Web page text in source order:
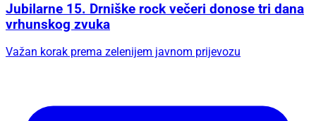
Jubilarne 15. Drniške rock večeri donose tri dana
vrhunskog zvuka
Važan korak prema zelenijem javnom prijevozu